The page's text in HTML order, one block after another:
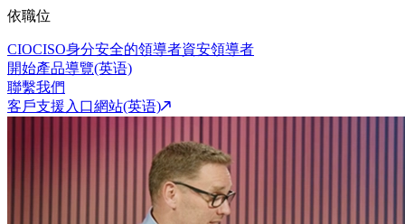
依職位
CIOCISO身分安全的領導者資安領導者
開始產品導覽(英语)
聯繫我們
客戶支援入口網站(英语)